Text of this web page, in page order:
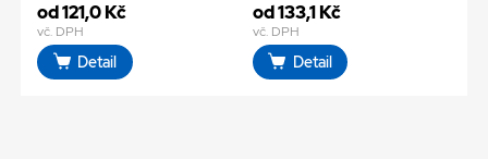
od 121,0 Kč
vč. DPH
Detail
od 133,1 Kč
vč. DPH
Detail